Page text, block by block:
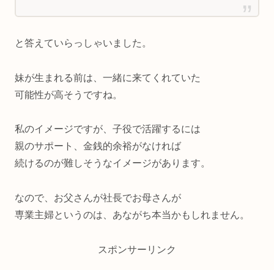
と答えていらっしゃいました。
妹が生まれる前は、一緒に来てくれていた
可能性が高そうですね。
私のイメージですが、子役で活躍するには
親のサポート、金銭的余裕がなければ
続けるのが難しそうなイメージがあります。
なので、お父さんが社長でお母さんが
専業主婦というのは、あながち本当かもしれません。
スポンサーリンク